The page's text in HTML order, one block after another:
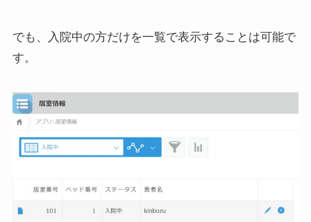
でも、入院中の方だけを一覧で表示することは可能で
す。